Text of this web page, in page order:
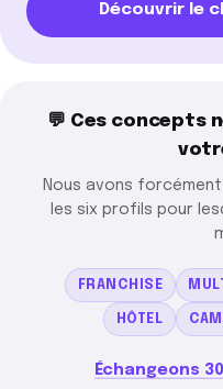
Découvrir le
💬 Ces concepts
Nous avons
les six profils pour
FRANCHISE
HÔTEL
Échangeons